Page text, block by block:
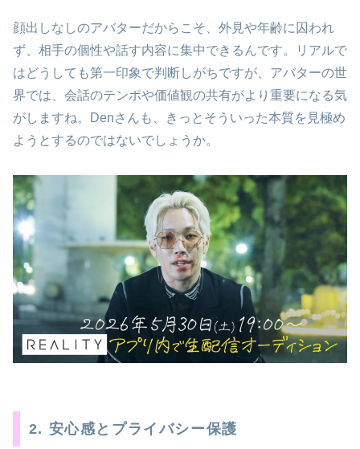
顔出しなしのアバターだからこそ、外見や年齢に囚われ
ず、相手の個性や話す内容に集中できるんです。リアルで
はどうしても第一印象で判断しがちですが、アバターの世
界では、会話のテンポや価値観の共有がより重要になる気
がしますね。Denさんも、きっとそういった本質を見極め
ようとするのではないでしょうか。
2. 安心感とプライバシー保護